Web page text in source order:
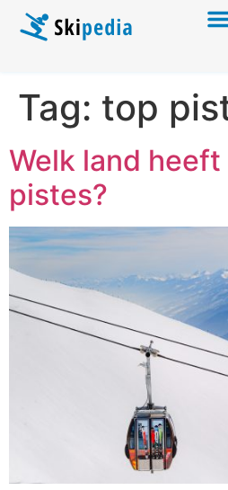
Tag: top
Welk land
pistes?